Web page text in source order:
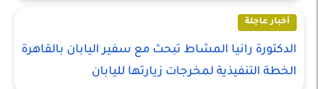
أخبار عاجلة
الدكتورة رانيا المشاط تبحث مع سفير اليابان بالقاهرة
الخطة التنفيذية لمخرجات زيارتها لليابان